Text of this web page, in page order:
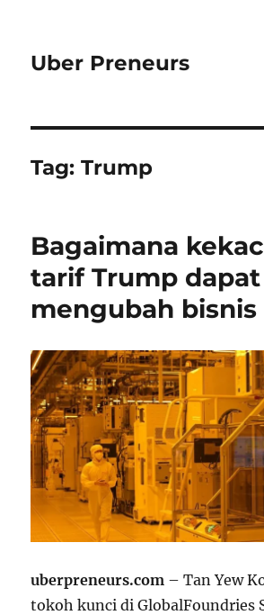
Uber Preneurs
Tag:Trump
Bagaimana
tarif Trump dapat
mengubah bisnis
uberpreneurs.com – Tan Yew
tokoh kunci di GlobalFoundries